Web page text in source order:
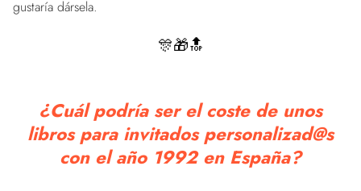
gustaría dársela.
🎊🎁🔝
¿Cuál podría ser el coste de unos
libros para invitados personalizad@s
con el año 1992 en España?